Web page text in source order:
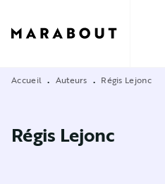
Accueil • Auteurs • Régis Lejonc
Régis Lejonc